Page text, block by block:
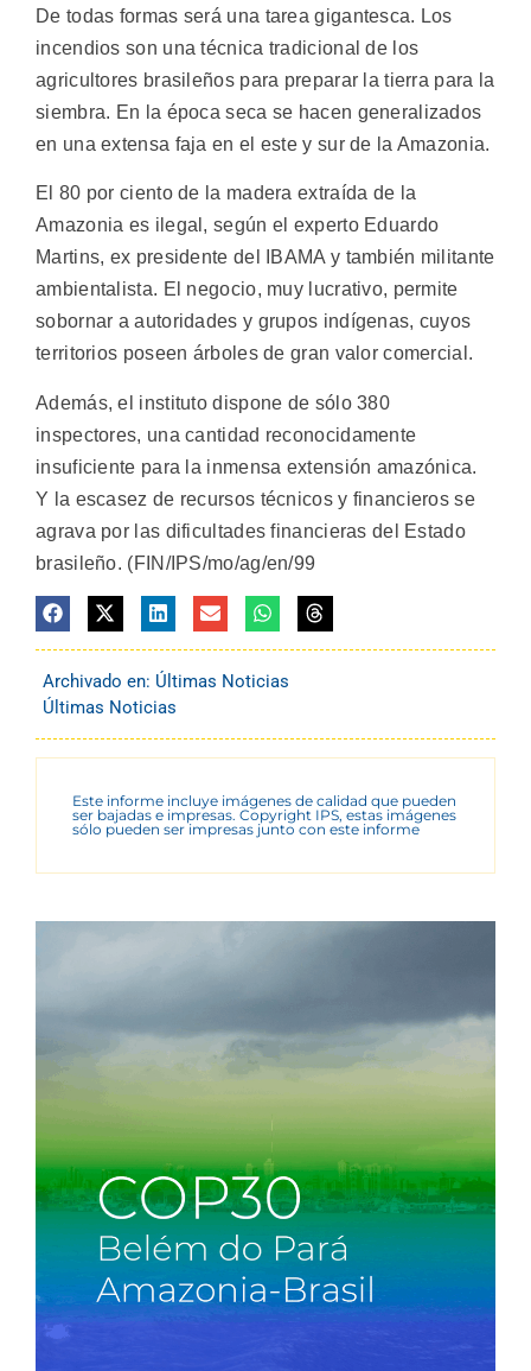
De todas formas será una tarea gigantesca. Los
incendios son una técnica tradicional de los
agricultores brasileños para preparar la tierra para la
siembra. En la época seca se hacen generalizados
en una extensa faja en el este y sur de la Amazonia.
El 80 por ciento de la madera extraída de la
Amazonia es ilegal, según el experto Eduardo
Martins, ex presidente del IBAMA y también militante
ambientalista. El negocio, muy lucrativo, permite
sobornar a autoridades y grupos indígenas, cuyos
territorios poseen árboles de gran valor comercial.
Además, el instituto dispone de sólo 380
inspectores, una cantidad reconocidamente
insuficiente para la inmensa extensión amazónica.
Y la escasez de recursos técnicos y financieros se
agrava por las dificultades financieras del Estado
brasileño. (FIN/IPS/mo/ag/en/99
Archivado en: Últimas Noticias
Últimas Noticias
Este informe incluye imágenes de calidad que pueden
ser bajadas e impresas. Copyright IPS, estas imágenes
sólo pueden ser impresas junto con este informe